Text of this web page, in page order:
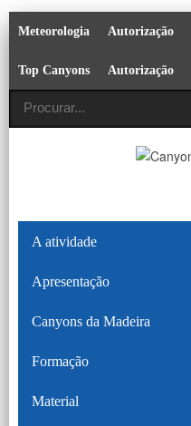
Meteorologia Autorização
Top Canyons Autorização
A atividade
Apresentação
Canyons da Madeira
Formação
Material